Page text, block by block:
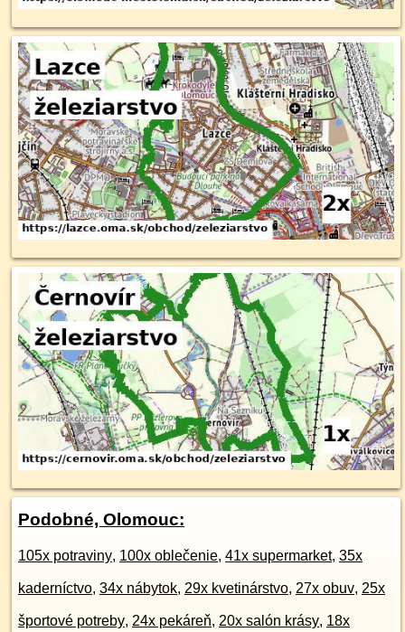
Podobné, Olomouc:
105x potraviny, 100x oblečenie, 41x supermarket, 35x
kaderníctvo, 34x nábytok, 29x kvetinárstvo, 27x obuv, 25x
športové potreby, 24x pekáreň, 20x salón krásy, 18x